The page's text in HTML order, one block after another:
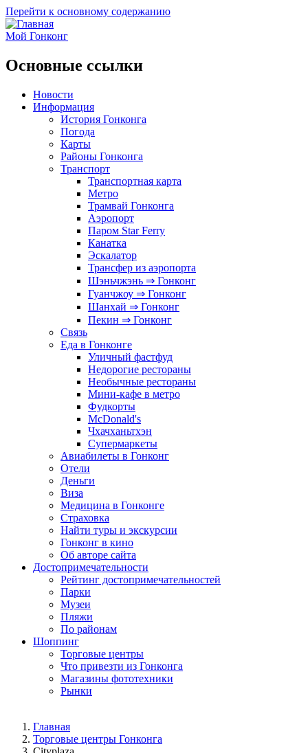
Перейти к основному содержанию
Мой Гонконг
Основные ссылки
Новости
Информация
История Гонконга
Погода
Карты
Районы Гонконга
Транспорт
Транспортная карта
Метро
Трамвай Гонконга
Аэропорт
Паром Star Ferry
Канатка
Эскалатор
Трансфер из аэропорта
Шэньчжэнь ⇒ Гонконг
Гуанчжоу ⇒ Гонконг
Шанхай ⇒ Гонконг
Пекин ⇒ Гонконг
Связь
Еда в Гонконге
Уличный фастфуд
Недорогие рестораны
Необычные рестораны
Мини-кафе в метро
Фудкорты
McDonald's
Чхачханьтхэн
Супермаркеты
Авиабилеты в Гонконг
Отели
Деньги
Виза
Медицина в Гонконге
Страховка
Найти туры и экскурсии
Гонконг в кино
Об авторе сайта
Достопримечательности
Рейтинг достопримечательностей
Парки
Музеи
Пляжи
По районам
Шоппинг
Торговые центры
Что привезти из Гонконга
Магазины фототехники
Рынки
Главная
Торговые центры Гонконга